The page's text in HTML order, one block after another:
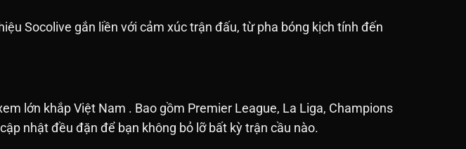
Socolive gắn liền với cảm xúc trận đấu, từ pha bóng kịch tính đến
lớn khắp Việt Nam . Bao gồm Premier League, La Liga, Champions
nhật đều đặn để bạn không bỏ lỡ bất kỳ trận cầu nào.